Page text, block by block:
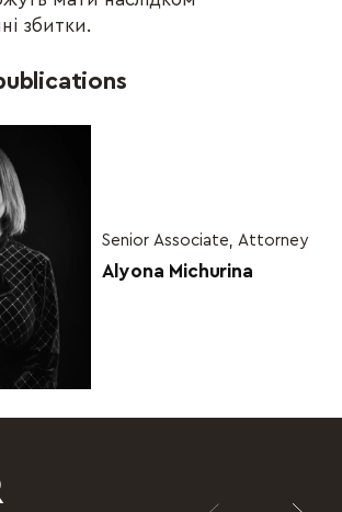
збитки.
Senior Associate, Attorney
Alyona Michurina